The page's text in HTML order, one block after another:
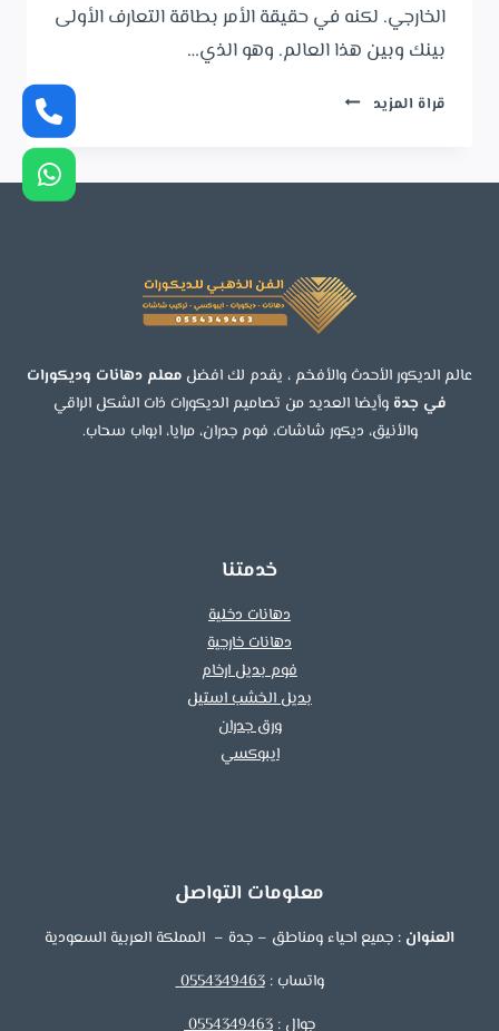
الخارجي. لكنه في حقيقة الأمر بطاقة التعارف الأولى
بينك وبين هذا العالم. وهو الذي…
قراة المزيد معلم
في
تلبيس
خارجية
في
عالم الديكور الأحدث والأفخم ، يقدم لك افضل معلم دهانات وديكورات
في جدة وأيضا العديد من تصاميم الديكورات ذات الشكل الراقي
والأنيق، ديكور شاشات، فوم جدران، مرايا، ابواب سحاب.
خدمتنا
دهانات دخلية
دهانات خارجية
فوم بديل ارخام
بديل الخشب استيل
ورق جدران
ايبوكسي
معلومات التواصل
العنوان : جميع احياء ومناطق – جدة – المملكة العربية السعودية
واتساب :0554349463
جوال : 0554349463